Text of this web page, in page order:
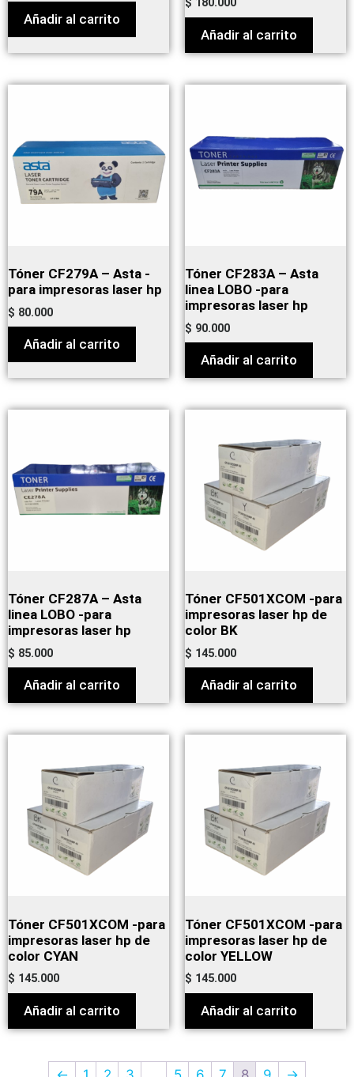
Añadir al carrito
Añadir al carrito
Tóner CF279A – Asta -
para impresoras laser hp
$ 80.000
Añadir al carrito
Tóner CF283A – Asta
linea LOBO -para
impresoras laser hp
$ 90.000
Añadir al carrito
Tóner CF287A – Asta
linea LOBO -para
impresoras laser hp
$ 85.000
Añadir al carrito
Tóner CF501XCOM -para
impresoras laser hp de
color BK
$ 145.000
Añadir al carrito
Tóner CF501XCOM -para
impresoras laser hp de
color CYAN
$ 145.000
Añadir al carrito
Tóner CF501XCOM -para
impresoras laser hp de
color YELLOW
$ 145.000
Añadir al carrito